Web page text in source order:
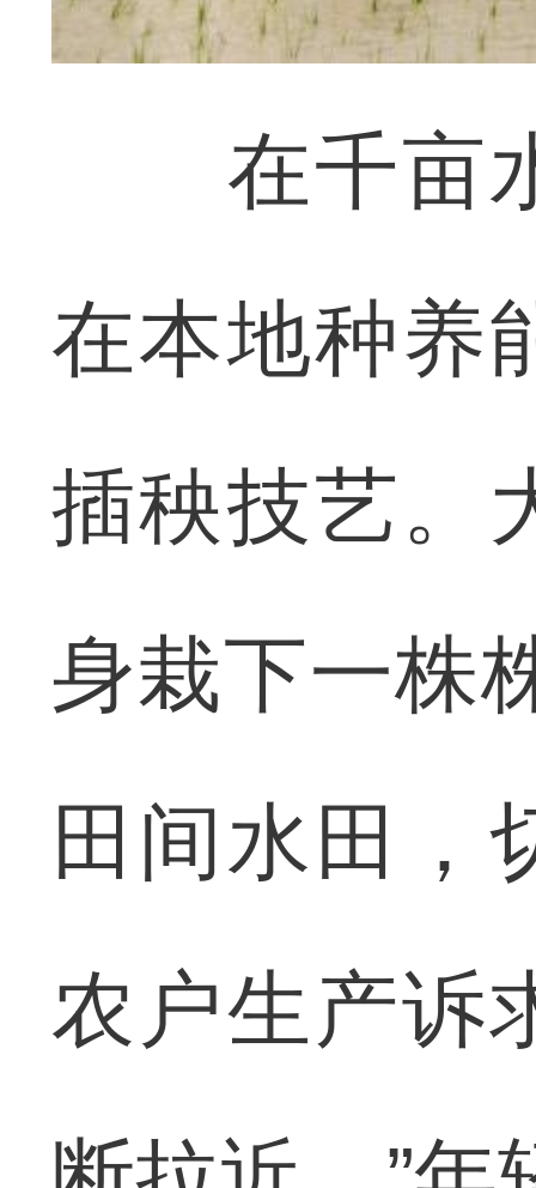
在千亩水
在本地种养
插秧技艺。
身栽下一株
田间水田，
农户生产诉